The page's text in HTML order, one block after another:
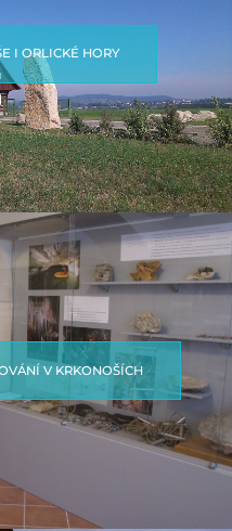
I ORLICKÉ HORY
V KRKONOŠÍCH